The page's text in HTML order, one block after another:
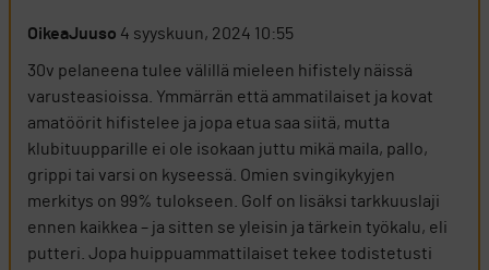
OikeaJuuso 4 syyskuun, 2024 10:55
30v pelaneena tulee välillä mieleen hifistely näissä
varusteasioissa. Ymmärrän että ammatilaiset ja kovat
amatöörit hifistelee ja jopa etua saa siitä, mutta
klubituupparille ei ole isokaan juttu mikä maila, pallo,
grippi tai varsi on kyseessä. Omien svingikykyjen
merkitys on 99% tulokseen. Golf on lisäksi tarkkuuslaji
ennen kaikkea – ja sitten se yleisin ja tärkein työkalu, eli
putteri. Jopa huippuammattilaiset tekee todistetusti